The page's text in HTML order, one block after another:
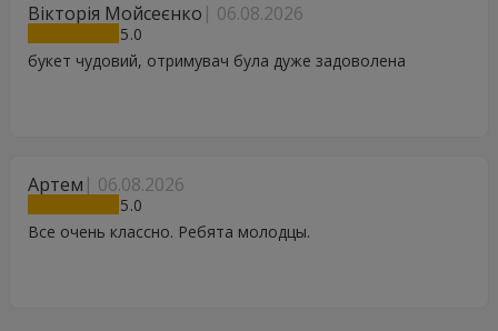
Вікторія Мойсеєнко 06.08.2026
5
букет чудовий, отримувач була дуже задоволена
Артем 06.08.2026
5
Все очень классно. Ребята молодцы.